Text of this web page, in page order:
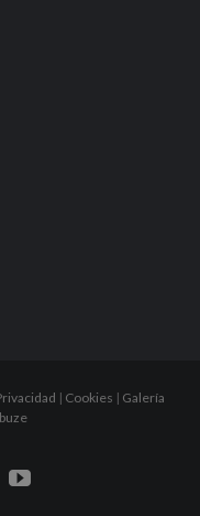
| Cookies | Galería
YouTube